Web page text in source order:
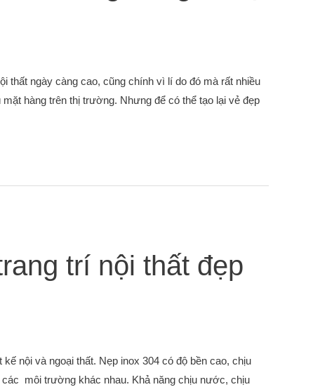
thất ngày càng cao, cũng chính vì lí do đó mà rất nhiều
hàng trên thị trường. Nhưng để có thể tạo lại vẻ đẹp
trí nội thất đẹp
nội và ngoại thất. Nẹp inox 304 có độ bền cao, chịu
môi trường khác nhau. Khả năng chịu nước, chịu